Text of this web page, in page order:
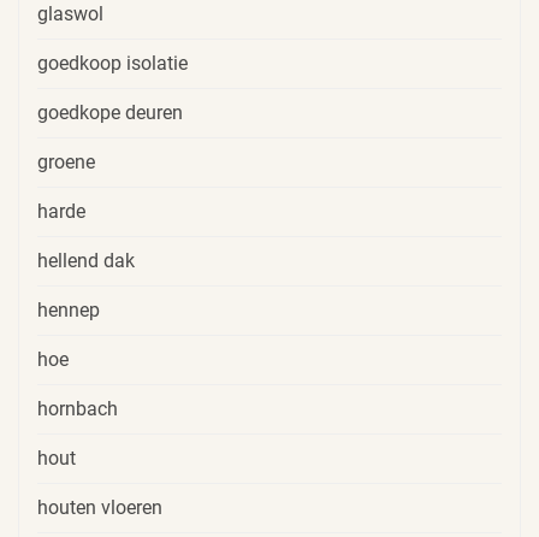
glaswol
goedkoop isolatie
goedkope deuren
groene
harde
hellend dak
hennep
hoe
hornbach
hout
houten vloeren